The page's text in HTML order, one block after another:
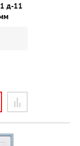
д-11